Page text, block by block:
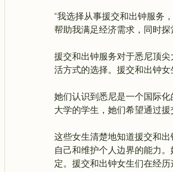
“我选择从事援交和出钟服务
帮助我满足经济需求，同时探
援交和出钟服务对于悉尼顶
活方式的选择。援交和出钟
她们认识到悉尼是一个国际
大学的学生，她们希望通过
这些女生清楚地知道援交和
自己和维护个人边界的能力
定。援交和出钟女生们在经